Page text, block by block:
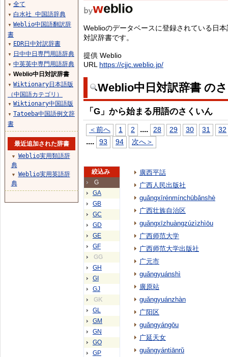
Weblioのデータベースに登録されている日
対訳辞書です。
提供 Weblio
URL https://cjjc.weblio.jp/
Weblio中日対訳辞書 の
「G」から始まる用語のさくいん
＜前へ 1 2 .... 28 29 30 31 32
.... 93 94 次へ＞
絞込み
G
GA
GB
GC
GD
GE
GF
GG
GH
GI
GJ
GK
GL
GM
GN
GO
GP
廣西平話
广西人民出版社
guǎngxīrénmínchūbǎnshè
广西壮族自治区
guǎngxīzhuàngzúzìzhìōu
广西师范大学
广西师范大学出版社
广元市
guǎngyuánshì
廣原站
guǎngyuánzhàn
广阳区
guǎngyángōu
广延天女
guǎngyántiānrǔ
▼ 全て
▼ 白水社 中国語辞典
▼ Weblio中国語翻訳辞
書
▼ EDR日中対訳辞書
▼ 日中中日専門用語辞典
▼ 中英英中専門用語辞典
▼ Weblio中日対訳辞書
▼ Wiktionary日本語版
（中国語カテゴリ）
▼ Wiktionary中国語版
▼ Tatoeba中国語例文辞
書
最近追加された辞書
▼
Weblio実用類語辞
典
▼
Weblio実用英語辞
典